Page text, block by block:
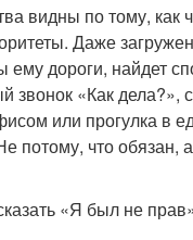
видны по тому, как
Даже
дороги, найдет
звонок «Как дела?»,
или прогулка в
потому, что обязан,
«Я был не